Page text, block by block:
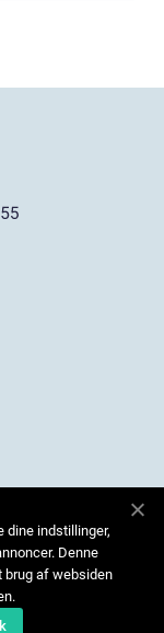
dine indstillinger,
Denne
brug af websiden